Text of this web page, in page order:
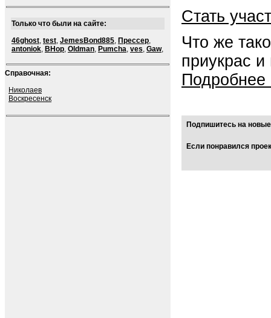
Только что были на сайте:
46ghost, test, JemesBond885, Прессер,
antoniok, BHop, Oldman, Pumcha, ves, Gaw,
Справочная:
Николаев
Воскресенск
Стать
Что же
приукрас
Подробнее
Подпишитесь на
Если понравился